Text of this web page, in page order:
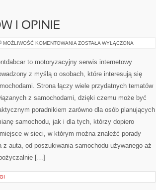
I OPINIE
MOŻLIWOŚĆ KOMENTOWANIA HISTORIE
OPINIE
ZOSTAŁA WYŁĄCZONA
to motoryzacyjny serwis internetowy
z myślą o osobach, które interesują się
Strona łączy wiele przydatnych tematów
z samochodami, dzięki czemu może być
poradnikiem zarówno dla osób planujących
samochodu, jak i dla tych, którzy dopiero
w sieci, w którym można znaleźć porady
auta, od poszukiwania samochodu używanego aż
[…]